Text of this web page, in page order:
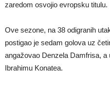
zaredom osvojio evropsku titulu.
Ove sezone, na 38 odigranih
postigao je sedam golova uz
angažovao Denzela Damfrisa,
Ibrahimu Konatea.